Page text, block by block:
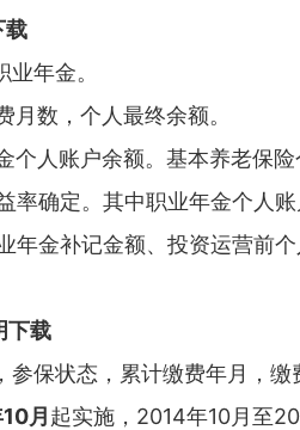
载
年金。
数，个人最终余额。
人账户余额。基本养老保
率确定。其中职业年金个人
金补记金额、投资运营前个
下载
保状态，累计缴费年月，缴
月 起实施，2014年10月至